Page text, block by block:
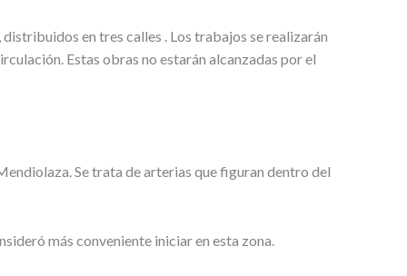
en tres calles . Los trabajos se realizarán
Estas obras no estarán alcanzadas por el
Se trata de arterias que figuran dentro del
más conveniente iniciar en esta zona.